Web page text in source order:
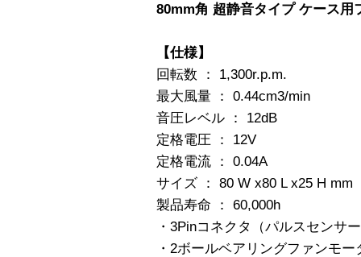
80mm角 超静音タイプ ケース用
【仕様】
回転数 ： 1,300r.p.m.
最大風量 ： 0.44cm3/min
音圧レベル ： 12dB
定格電圧 ： 12V
定格電流 ： 0.04A
サイズ ： 80 W x80 L x25 H mm
製品寿命 ： 60,000h
・3Pinコネクタ（パルスセンサ
・2ボールベアリングファンモー